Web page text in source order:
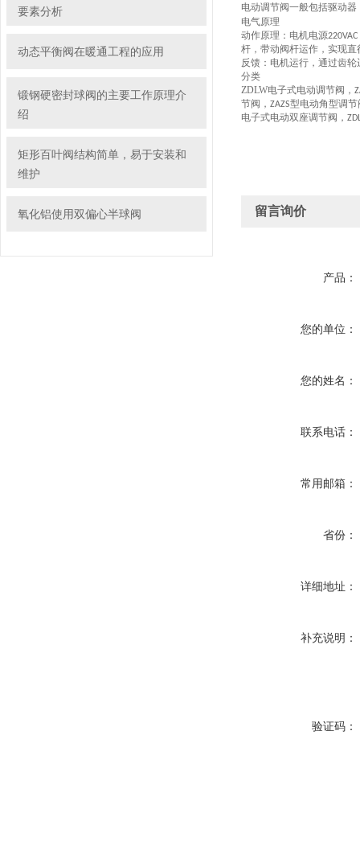
要素分析
动态平衡阀在暖通工程的应用
锻钢硬密封球阀的主要工作原理介
绍
矩形百叶阀结构简单，易于安装和
维护
氧化铝使用双偏心半球阀
电动调节阀一般包括驱动
电气原理
动作原理：电机电源
杆，带动阀杆运作，实现直
反馈：电机运行，通过齿
分类
ZDLW电子式电动调节阀，
节阀 ， ZAZS型电动角型调节
电子式电动双座调节阀 ，
留言询价
产品：
您的单位：
您的姓名：
联系电话：
常用邮箱：
省份：
详细地址：
补充说明：
验证码：